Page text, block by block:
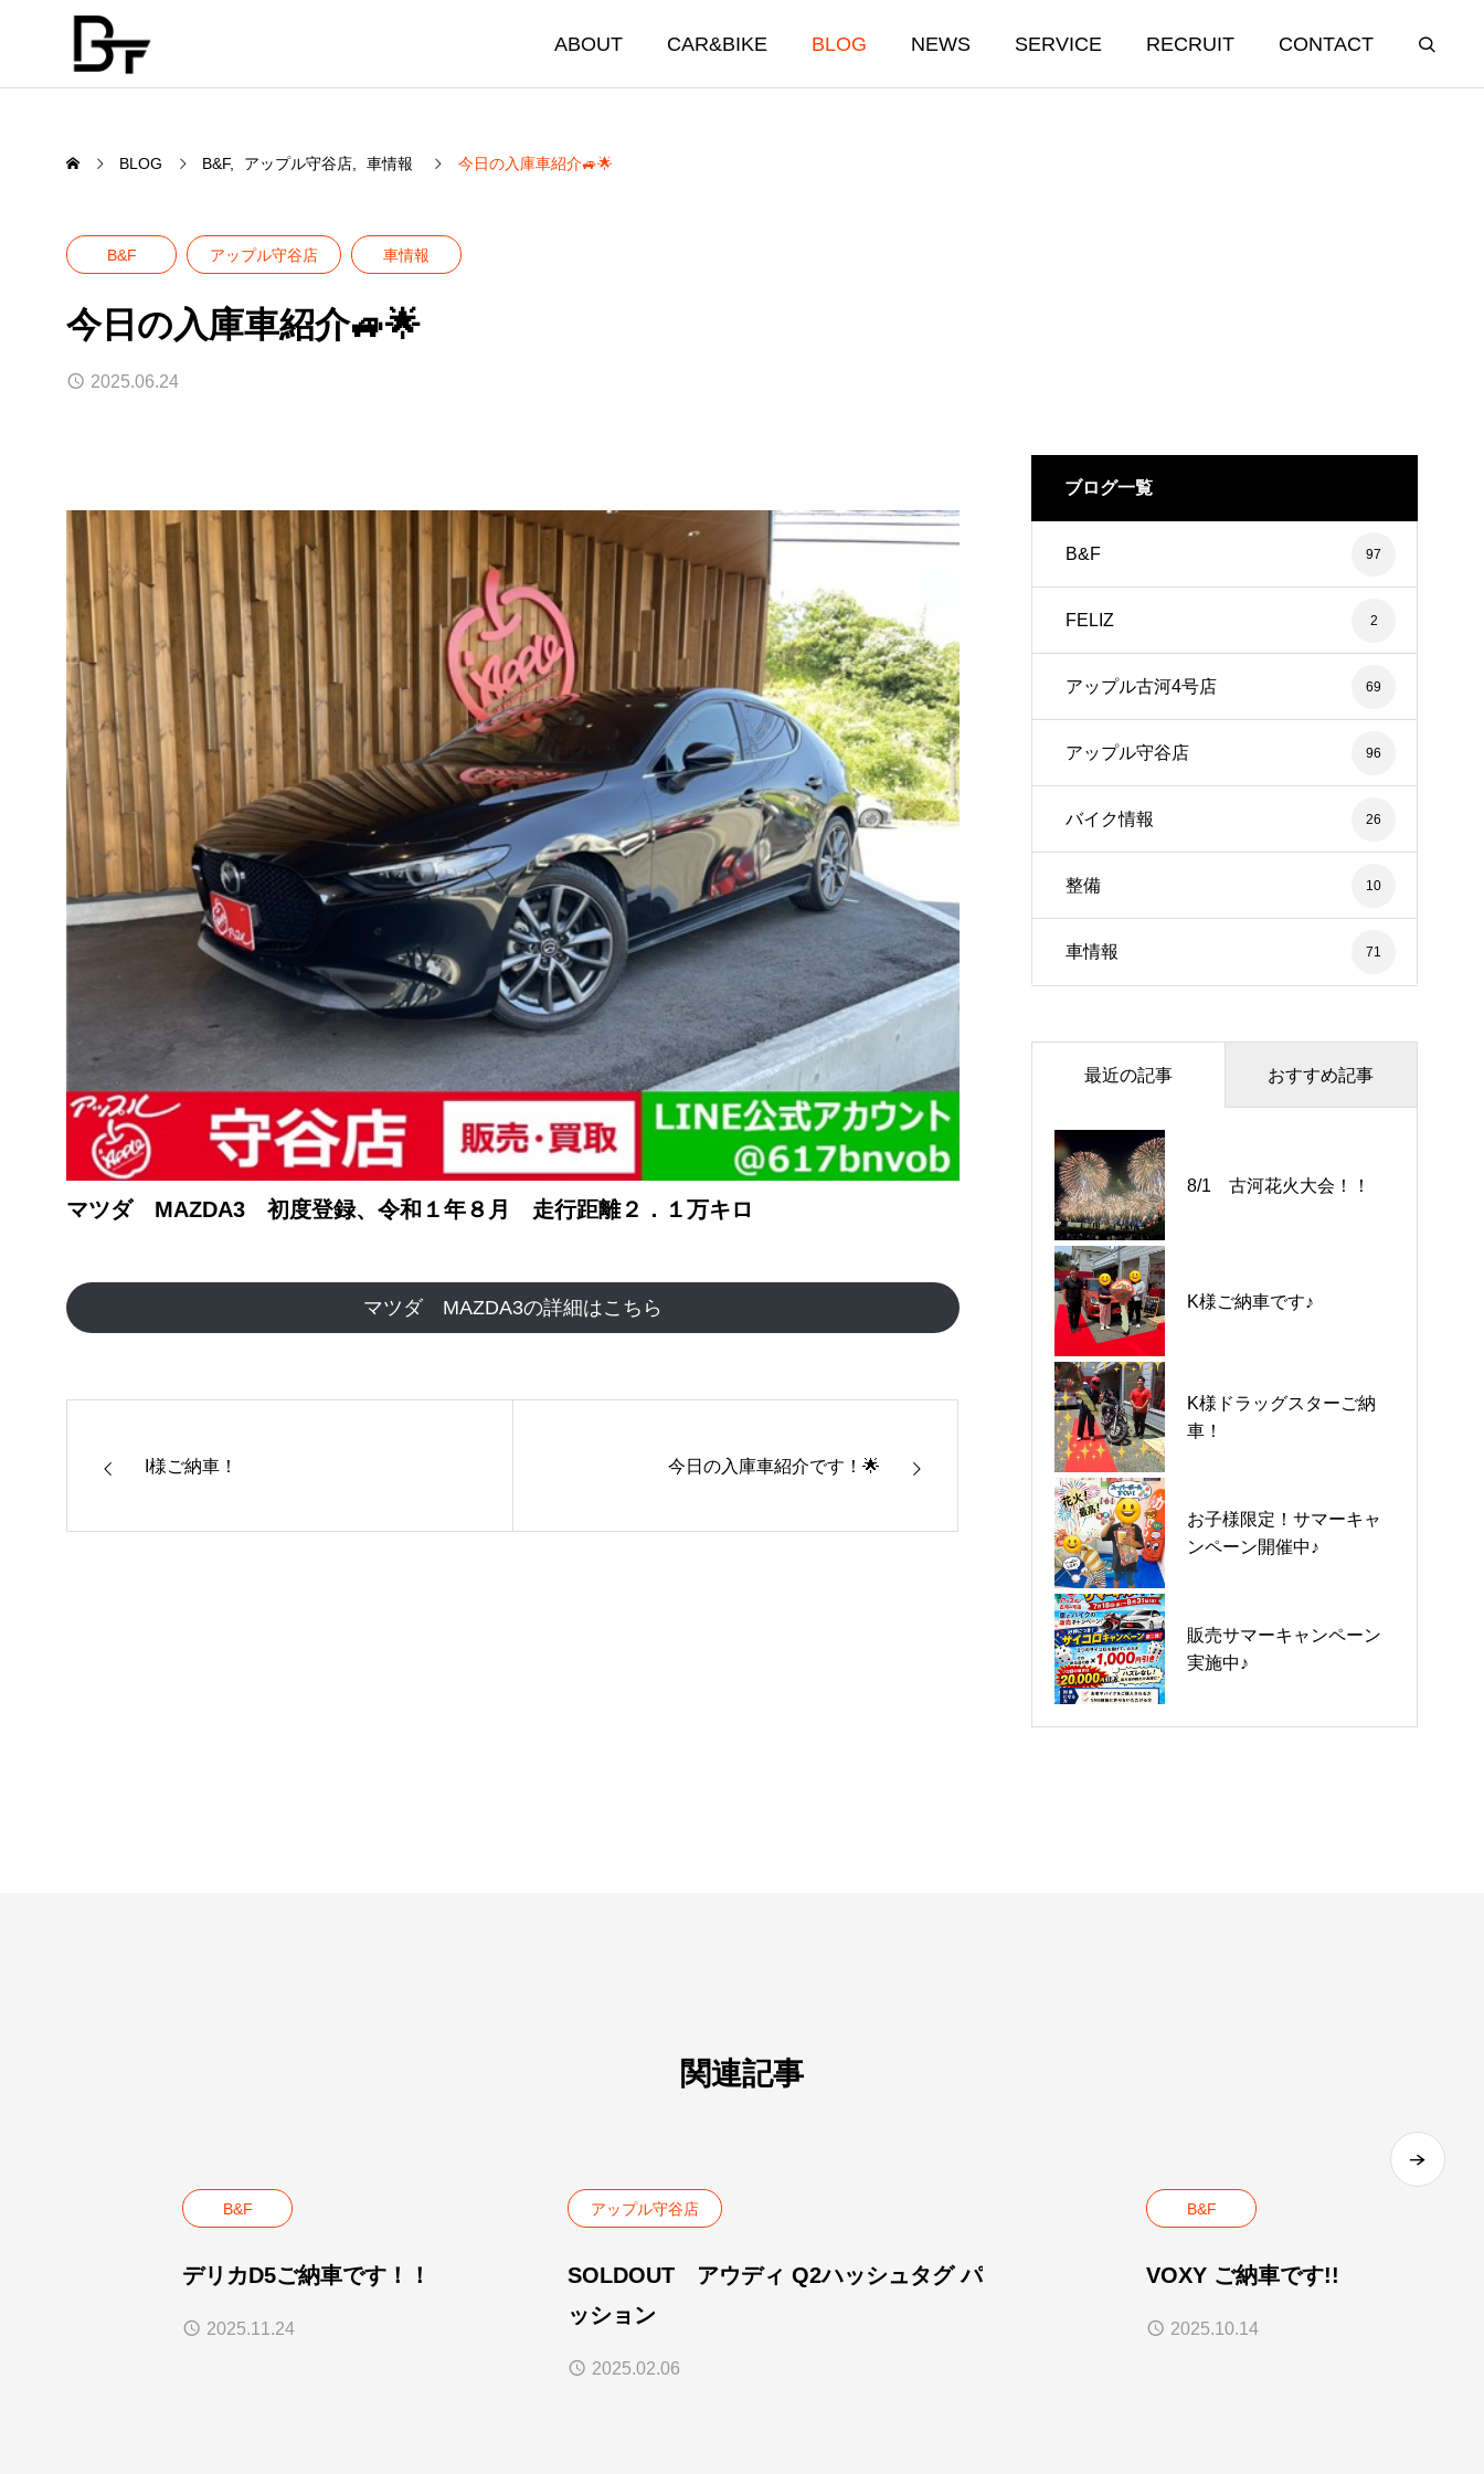
ABOUT CAR&BIKE BLOG NEWS SERVICE RECRUIT CONTACT
SERVICE
弊社の事業について
BLOG B&F アップル守谷店 車情報 今日の入庫車紹介🚙🌟
B&F アップル守谷店 車情報
今日の入庫車紹介🚙🌟
2025.06.24
マツダ MAZDA3 初度登録、令和１年８月 走行距離２．１万キロ
マツダ MAZDA3の詳細はこちら
I様ご納車！ 今日の入庫車紹介です！🌟
ブログ一覧
B&F 97
FELIZ 2
アップル古河4号店 69
アップル守谷店 96
バイク情報 26
整備 10
車情報 71
最近の記事 おすすめ記事
8/1 古河花火大会！！
K様ご納車です♪
K様ドラッグスターご納
車！
お子様限定！サマーキャ
ンペーン開催中♪
販売サマーキャンペーン
実施中♪
が笑顔でお迎えします！
介♪
BMW218ⅰ アクティブ
ツアラーMスポーツ
Y様 ご納車です♪
関連記事
B&F
デリカD5ご納車です！！
2025.11.24
アップル守谷店
SOLDOUT アウディ Q2ハッシュタグ パ
ッション
2025.02.06
B&F
VOXY ご納車です!!
2025.10.14